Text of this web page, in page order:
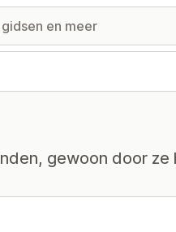
gewoon door ze